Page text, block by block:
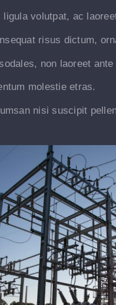
volutpat, ac
risus dictum,
non laoreet
molestie etras.
nisi suscipit